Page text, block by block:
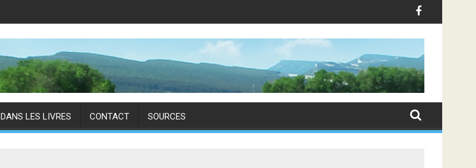
DANS LES LIVRES CONTACT SOURCES